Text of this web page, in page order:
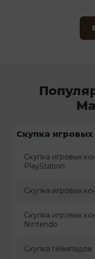
Скупка игровых
Скупка игровых
PlayStation
Скупка игровых
Скупка игровых
Nintendo
Скупка геймпадов